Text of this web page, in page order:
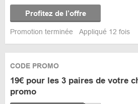
Profitez de l’offre
Promotion terminée Appliqué 12 fois
CODE PROMO
19€ pour les 3 paires de votre
promo